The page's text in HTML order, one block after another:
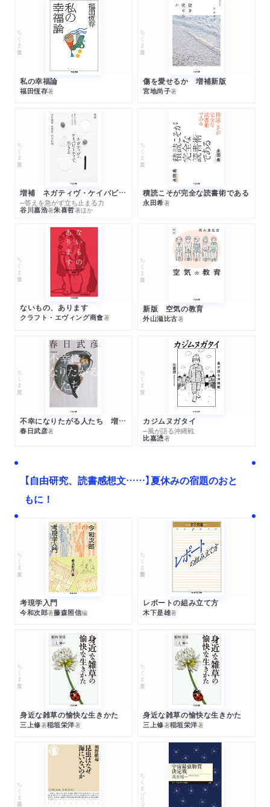
ちくま文庫
私の幸福論
福田恆存著
ちくま文庫
傷を愛せるか 増補新版
宮地尚子著
ちくま文庫
増補 ネガティヴ・ケイパビリティで生きる
─答えを急がず立ち止まる力
谷川嘉浩著朱喜哲著ほか
ちくま文庫
積読こそが完全な読書術である
永田希著
ちくま文庫
ないもの、あります
クラフト・エヴィング商會著
ちくま文庫
新版 空気の教育
外山滋比古著
ちくま文庫
不幸になりたがる人たち 増補新版
春日武彦著
ちくま文庫
カジムヌガタイ
─風が語る沖縄戦
比嘉慂著
【自由研究、読書感想文……】夏休みの宿題のおと
もに！
ちくま文庫
考現学入門
今和次郎著藤森照信編
ちくま学芸文庫
レポートの組み立て方
木下是雄著
ちくま文庫
身近な雑草の愉快な生きかた
三上修著稲垣栄洋著
ちくま文庫
身近な雑草の愉快な生きかた
三上修著稲垣栄洋著
ちくま新書 ちくまプリマー新書